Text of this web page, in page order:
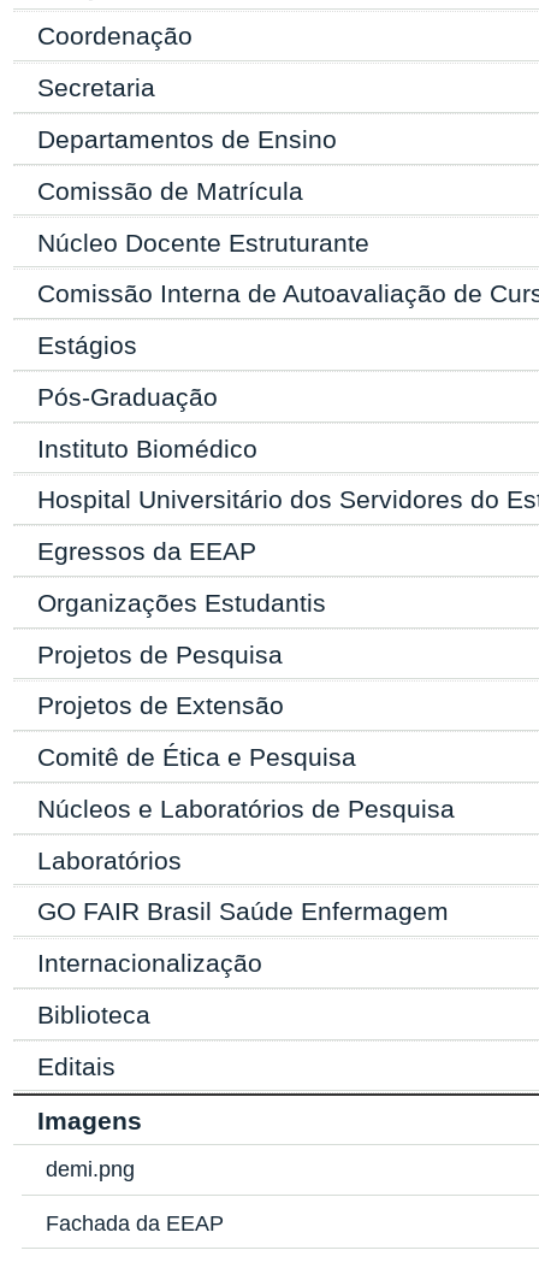
Coordenação
Secretaria
Departamentos de Ensino
Comissão de Matrícula
Núcleo Docente Estruturante
Comissão Interna de Autoavaliação de
Estágios
Pós-Graduação
Instituto Biomédico
Hospital Universitário dos Servidores do
Egressos da EEAP
Organizações Estudantis
Projetos de Pesquisa
Projetos de Extensão
Comitê de Ética e Pesquisa
Núcleos e Laboratórios de Pesquisa
Laboratórios
GO FAIR Brasil Saúde Enfermagem
Internacionalização
Biblioteca
Editais
Imagens
demi.png
Fachada da EEAP